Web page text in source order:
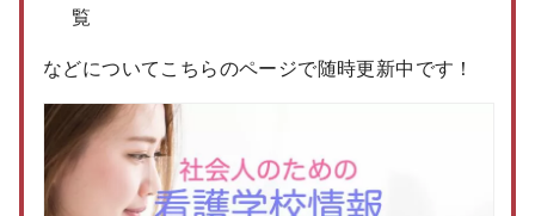
覧
などについてこちらのページで随時更新中です！